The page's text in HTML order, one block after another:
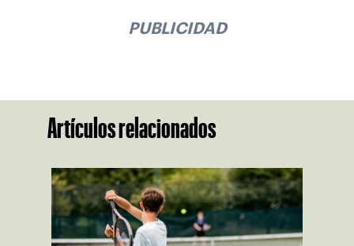
PUBLICIDAD
Artículos relacionados